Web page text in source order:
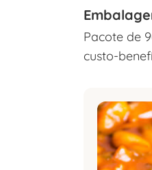
Pacote de
custo-